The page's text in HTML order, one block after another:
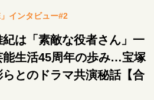
探す
決断の裏側
挫折からの再起
フェッショナルの矜持
インタビュー#2
は「素敵な役者さん」一
能生活45周年の歩み…宝塚
らとのドラマ共演秘話【合